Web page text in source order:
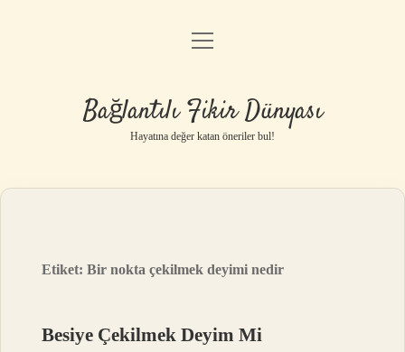
Anasayfa
Yasal Uyarı
menüyü
Bağlantılı Fikir Dünyası
Hayatına değer katan öneriler bul!
Etiket:Bir nokta çekilmek deyimi nedir
Besiye Çekilmek Deyim Mi